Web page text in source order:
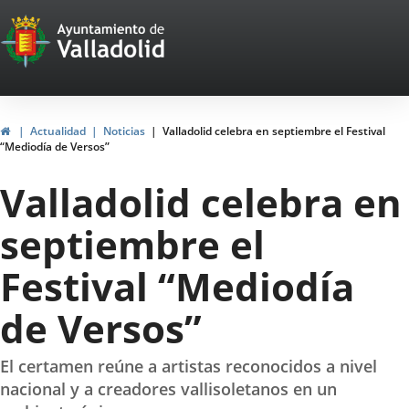
Portal
Web
del
Ayuntamiento
de
Valladolid
HomeActualidad Noticias
Valladolid celebra en septiembre el Festival
“Mediodía de Versos”
Valladolid celebra en
septiembre el
Festival “Mediodía
de Versos”
El certamen reúne a artistas reconocidos a nivel
nacional y a creadores vallisoletanos en un